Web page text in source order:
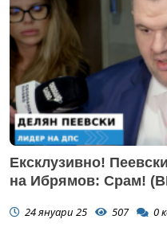
Ексклузивно!
на Ибрямов: Срам!
24 януари 25 507 0